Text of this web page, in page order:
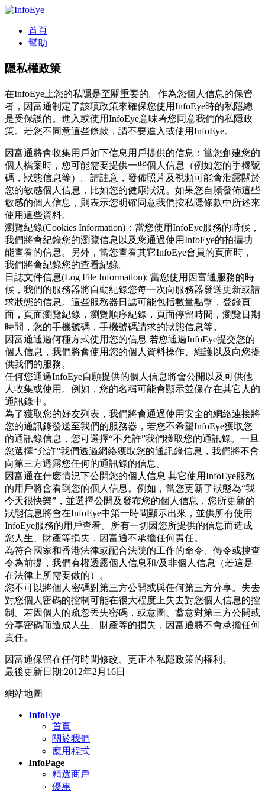
首頁
幫助
隱私權政策
在InfoEye上您的私隱是至關重要的。作為您個人信息的保管
者，因富通制定了該項政策來確保您使用InfoEye時的私隱總
是受保護的。進入或使用InfoEye意味著您同意我們的私隱政
策。若您不同意這些條款，請不要進入或使用InfoEye。
因富通將會收集用戶如下信息 用戶提供的信息：當您創建您的
個人檔案時，您可能需要提供一些個人信息（例如您的手機號
碼，狀態信息等）。請註意，發佈照片及視頻可能會泄露關於
您的敏感個人信息，比如您的健康狀況。如果您自願發佈這些
敏感的個人信息，則表示您明確同意我們按私隱條款中所述來
使用這些資料。
瀏覽紀錄(Cookies Information)：當您使用InfoEye服務的時候，
我們將會紀錄您的瀏覽信息以及您通過使用InfoEye的拍攝功
能查看的信息。另外，當您查看其它InfoEye會員的頁面時，
我們將會紀錄您的查看紀錄。
日誌文件信息(Log File Information): 當您使用因富通服務的時
候，我們的服務器將自動紀錄您每一次向服務器發送更新或請
求狀態的信息。這些服務器日誌可能包括數量點擊，登錄頁
面，頁面瀏覽紀錄，瀏覽順序紀錄，頁面停留時間，瀏覽日期
時間，您的手機號碼，手機號碼請求的狀態信息等。
因富通通過何種方式使用您的信息 若您通過InfoEye提交您的
個人信息，我們將會使用您的個人資料操作、維護以及向您提
供我們的服務。
任何您通過InfoEye自願提供的個人信息將會公開以及可供他
人收集或使用。例如，您的名稱可能會顯示並保存在其它人的
通訊錄中。
為了獲取您的好友列表，我們將會通過使用安全的網絡連接將
您的通訊錄發送至我們的服務器，若您不希望InfoEye獲取您
的通訊錄信息，您可選擇“不允許”我們獲取您的通訊錄。一旦
您選擇“允許”我們透過網絡獲取您的通訊錄信息，我們將不會
向第三方透露您任何的通訊錄的信息。
因富通在什麽情況下公開您的個人信息 其它使用InfoEye服務
的用戶將會看到您的個人信息。例如，當您更新了狀態為“我
今天很快樂”，並選擇公開及發布您的個人信息，您所更新的
狀態信息將會在InfoEye中第一時間顯示出來，並供所有使用
InfoEye服務的用戶查看。所有一切因您所提供的信息而造成
您人生、財產等損失，因富通不承擔任何責任。
為符合國家和香港法律或配合法院的工作的命令、傳令或搜查
令為前提，我們有權透露個人信息和/及非個人信息（若這是
在法律上所需要做的）。
您不可以將個人密碼對第三方公開或與任何第三方分享。失去
對您個人密碼的控制可能在很大程度上失去對您個人信息的控
制。若因個人的疏忽丟失密碼，或意圖、蓄意對第三方公開或
分享密碼而造成人生、財產等的損失，因富通將不會承擔任何
責任。
因富通保留在任何時間修改、更正本私隱政策的權利。
最後更新日期:2012年2月16日
網站地圖
InfoEye
首頁
關於我們
應用程式
InfoPage
精選商戶
優惠